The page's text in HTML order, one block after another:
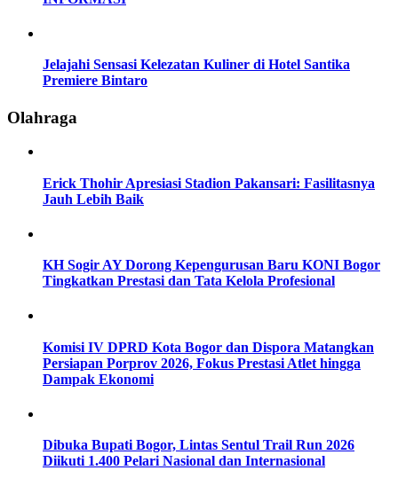
Jelajahi Sensasi Kelezatan Kuliner di Hotel Santika
Premiere Bintaro
Olahraga
Erick Thohir Apresiasi Stadion Pakansari: Fasilitasnya
Jauh Lebih Baik
KH Sogir AY Dorong Kepengurusan Baru KONI Bogor
Tingkatkan Prestasi dan Tata Kelola Profesional
Komisi IV DPRD Kota Bogor dan Dispora Matangkan
Persiapan Porprov 2026, Fokus Prestasi Atlet hingga
Dampak Ekonomi
Dibuka Bupati Bogor, Lintas Sentul Trail Run 2026
Diikuti 1.400 Pelari Nasional dan Internasional